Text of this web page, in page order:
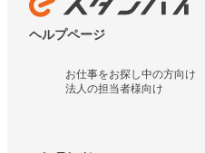
ヘルプページ
お仕事をお探し中の方向け
法人の担当者様向け